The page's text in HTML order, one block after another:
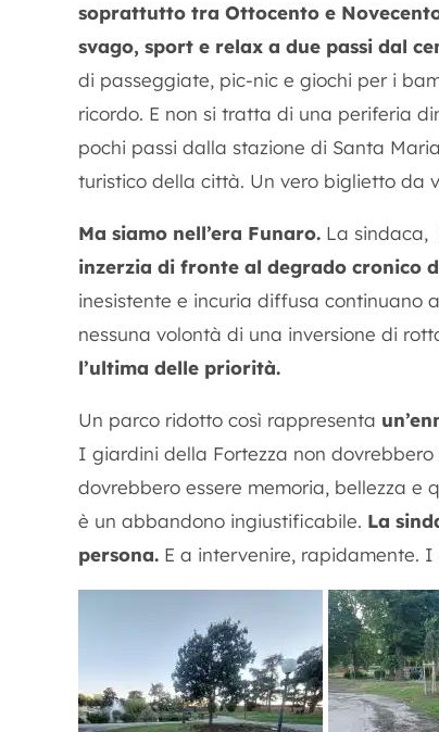
soprattutto tra Ottocento e
svago, sport e relax a due passi dal
di passeggiate, pic-nic e giochi per i
ricordo. E non si tratta di una periferia
pochi passi dalla stazione di Santa
turistico della città. Un vero biglietto da
Ma siamo nell’era Funaro. La sindaca,
inzerzia di fronte al degrado cronico
inesistente e incuria diffusa continuano
nessuna volontà di una inversione di
l’ultima delle priorità.
Un parco ridotto così rappresenta
I giardini della Fortezza non
dovrebbero essere memoria, bellezza
è un abbandono ingiustificabile. La
persona. E a intervenire, rapidamente.